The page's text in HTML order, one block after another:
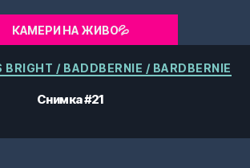
КАМЕРИ НА ЖИВО💦
Категории
BRIGHT / BADDBERNIE / BARDBERNIE
Снимка #21